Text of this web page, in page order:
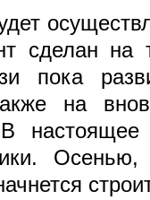
сделан
пока
на